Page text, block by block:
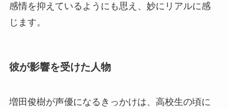
感情を抑えているようにも思え、妙にリアルに感
じます。
彼が影響を受けた人物
増田俊樹が声優になるきっかけは、高校生の頃に